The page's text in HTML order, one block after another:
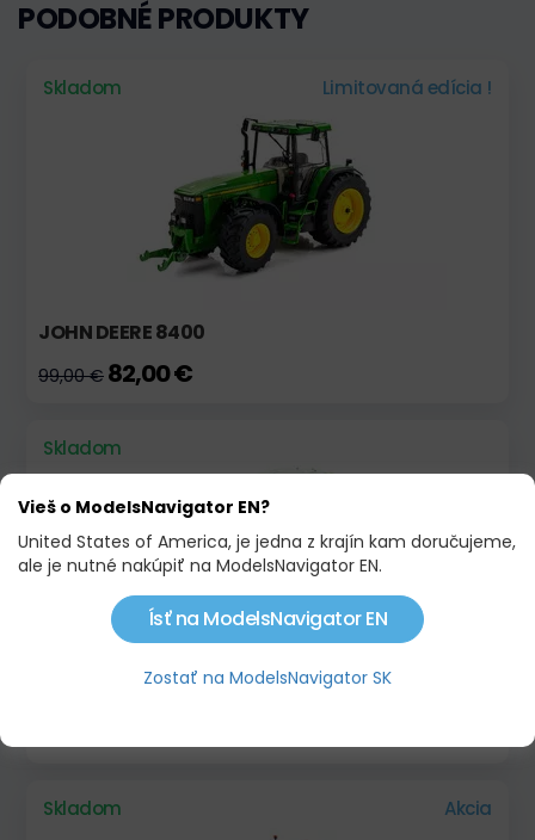
PODOBNÉ PRODUKTY
Skladom Limitovaná edícia !
JOHN DEERE 8400
99,00 € 82,00 €
Skladom
JOHN DEERE 8R410 PRESTIGE EDITION
Skladom Akcia
Vieš o ModelsNavigator EN?
United States of America, je jedna z krajín kam doručujeme,
ale je nutné nakúpiť na ModelsNavigator EN.
Ísť na ModelsNavigator EN
Zostať na ModelsNavigator SK